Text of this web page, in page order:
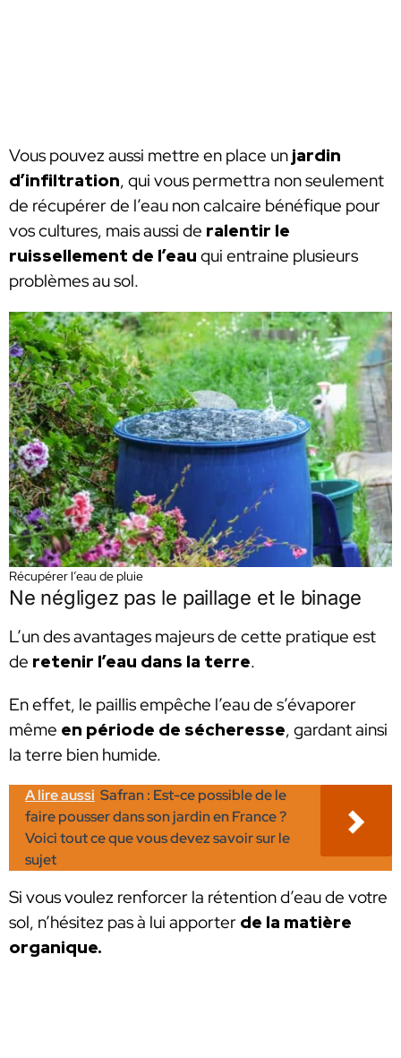
Vous pouvez aussi mettre en place un jardin
d’infiltration, qui vous permettra non seulement
de récupérer de l’eau non calcaire bénéfique pour
vos cultures, mais aussi de ralentir le
ruissellement de l’eau qui entraine plusieurs
problèmes au sol.
Récupérer l’eau de pluie
Ne négligez pas le paillage et le binage
L’un des avantages majeurs de cette pratique est
de retenir l’eau dans la terre.
En effet, le paillis empêche l’eau de s’évaporer
même en période de sécheresse, gardant ainsi
la terre bien humide.
A lire aussi Safran : Est-ce possible de le
faire pousser dans son jardin en France ?
Voici tout ce que vous devez savoir sur le
sujet
Si vous voulez renforcer la rétention d’eau de votre
sol, n’hésitez pas à lui apporter de la matière
organique.